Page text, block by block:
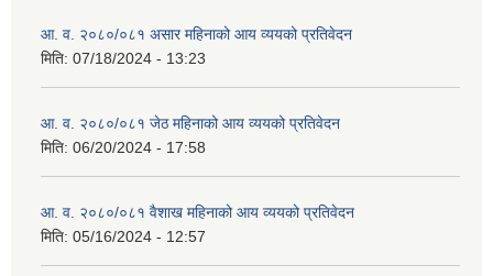
आ. व. २०८०/०८१ असार महिनाको आय व्ययको प्रतिवेदन
मिति: 07/18/2024 - 13:23
आ. व. २०८०/०८१ जेठ महिनाको आय व्ययको प्रतिवेदन
मिति: 06/20/2024 - 17:58
आ. व. २०८०/०८१ वैशाख महिनाको आय व्ययको प्रतिवेदन
मिति: 05/16/2024 - 12:57